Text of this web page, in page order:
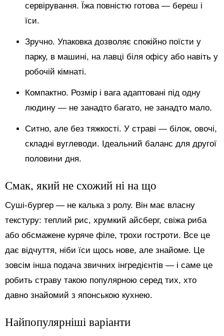
сервірування. Їжа повністю готова — береш і
їси.
Зручно. Упаковка дозволяє спокійно поїсти у
парку, в машині, на лавці біля офісу або навіть у
робочій кімнаті.
Компактно. Розмір і вага адаптовані під одну
людину — не занадто багато, не занадто мало.
Ситно, але без тяжкості. У страві — білок, овочі,
складні вуглеводи. Ідеальний баланс для другої
половини дня.
Смак, який не схожий ні на що
Суші-бургер — не калька з ролу. Він має власну
текстуру: теплий рис, хрумкий айсберг, свіжа риба
або обсмажене куряче філе, трохи гостроти. Все це
дає відчуття, ніби їси щось нове, але знайоме. Це
зовсім інша подача звичних інгредієнтів — і саме це
робить страву такою популярною серед тих, хто
давно знайомий з японською кухнею.
Найпопулярніші варіанти